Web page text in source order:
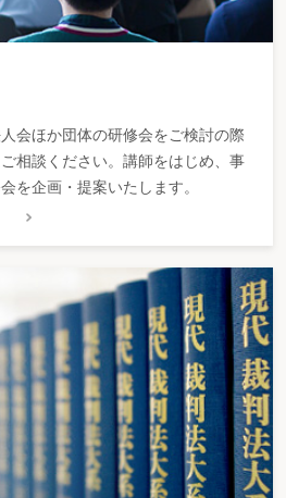
会ほか団体の研修会をご検討の際
相談ください。講師をはじめ、事
を企画・提案いたします。